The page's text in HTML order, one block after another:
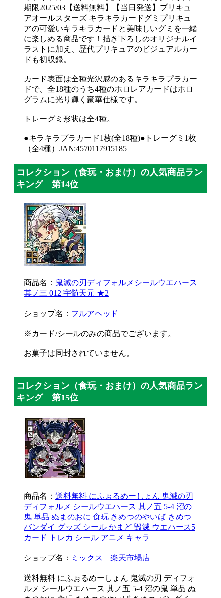
期限2025/03【送料無料】【当日発送】プリキュ
アオールスターズ キラキラカードグミプリキュ
アの可愛いキラキラカードと美味しいグミを一緒
に楽しめる商品です！​描き下ろしのオリジナルイ
ラストに加え、歴代プリキュアのビジュアルカー
ドも初収録。
カード表面は全種光沢感のあるキラキラプラカー
ドで、全18種のうち4種のホロレアカードはホロ
グラムに光り輝く豪華仕様です。
トレーグミ形状は全4種。
●キラキラプラカード1枚(全18種)●トレーグミ1枚
（全4種）JAN:4570117915185
コレクション（食玩・おまけ）の人気商品ラン
キング 第14位
商品名： 鬼滅の刃ディフォルメシールウエハース
其ノ三 012 宇髄天元 ★2
ショップ名： フルアヘッド
※カード/シールのみの商品でございます。
お菓子は同封されていません。
コレクション（食玩・おまけ）の人気商品ラン
キング 第15位
商品名： 送料無料 にふぉるめーしょん 鬼滅の刃
ディフォルメ シールウエハース 其ノ五 5-4 沼の
鬼 単品 ぬまのおに 食玩 きめつのやいば きめつ
バンダイ グッズ シール かまど 毀滅 ウエハース5
カード トレカ シール アニメ キャラ
ショップ名： ミックス 楽天市場店
送料無料 にふぉるめーしょん 鬼滅の刃 ディフォ
ルメ シールウエハース 其ノ五 5-4 沼の鬼 単品 ぬ